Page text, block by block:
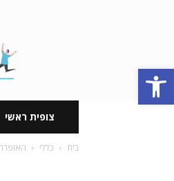
פתח סרגל נגישות
אטרקציות
וטיולים
בישראל
צופית ראשי
בית כללי